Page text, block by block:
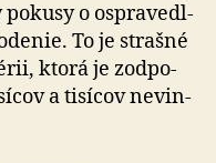
pokusy o ospra­vedl­
To je strašné
ktorá je zod­po­
a tisícov nevin­